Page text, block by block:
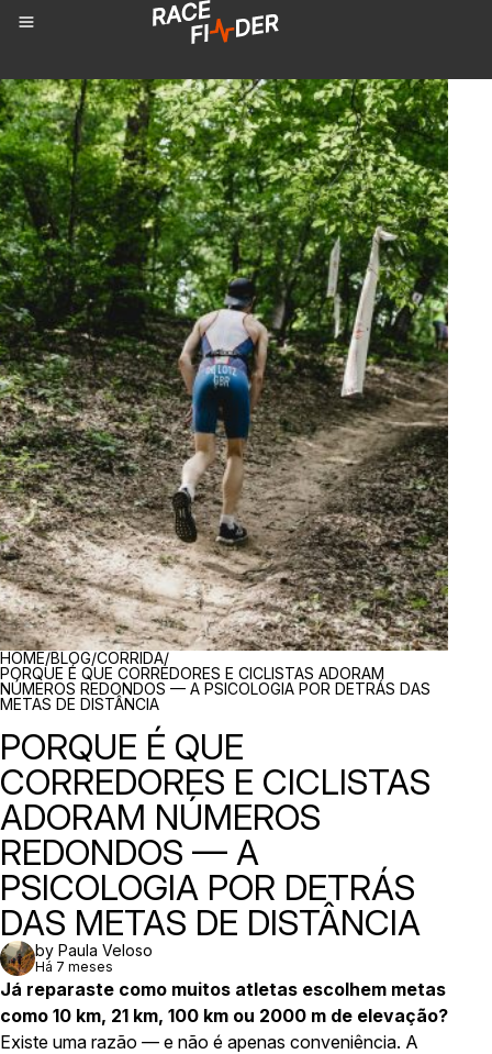
BREADCRUMBS
HOME/BLOG/CORRIDA/
PORQUE É QUE CORREDORES E CICLISTAS ADORAM
NÚMEROS REDONDOS — A PSICOLOGIA POR DETRÁS DAS
METAS DE DISTÂNCIA
PORQUE É QUE
CORREDORES E CICLISTAS
ADORAM NÚMEROS
REDONDOS — A
PSICOLOGIA POR DETRÁS
DAS METAS DE DISTÂNCIA
by Paula Veloso
Há 7 meses
Já reparaste como muitos atletas escolhem metas
como 10 km, 21 km, 100 km ou 2000 m de elevação?
Existe uma razão — e não é apenas conveniência. A